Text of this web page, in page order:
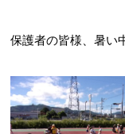
保護者の皆様、暑い